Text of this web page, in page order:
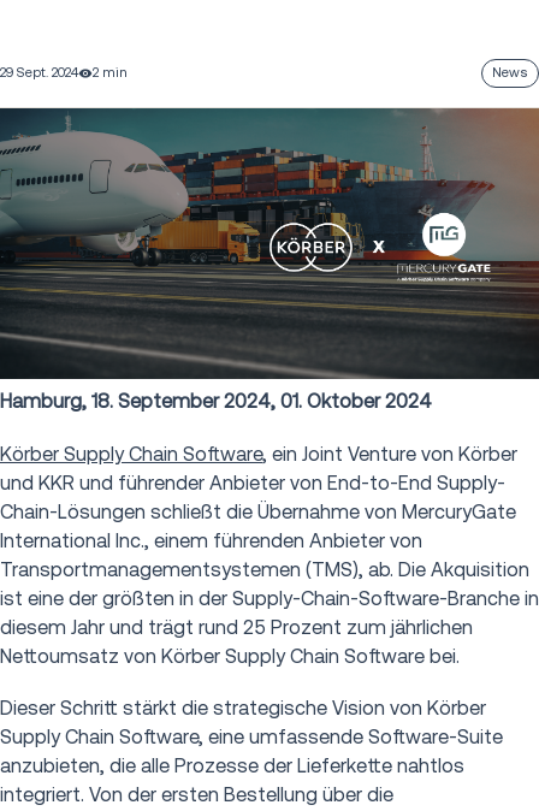
29 Sept. 2024 2 min News
Hamburg, 18. September 2024, 01. Oktober 2024
Körber Supply Chain Software, ein Joint Venture von Körber
und KKR und führender Anbieter von End-to-End Supply-
Chain-Lösungen schließt die Übernahme von MercuryGate
International Inc., einem führenden Anbieter von
Transportmanagementsystemen (TMS), ab. Die Akquisition
ist eine der größten in der Supply-Chain-Software-Branche in
diesem Jahr und trägt rund 25 Prozent zum jährlichen
Nettoumsatz von Körber Supply Chain Software bei.
Dieser Schritt stärkt die strategische Vision von Körber
Supply Chain Software, eine umfassende Software-Suite
anzubieten, die alle Prozesse der Lieferkette nahtlos
integriert. Von der ersten Bestellung über die